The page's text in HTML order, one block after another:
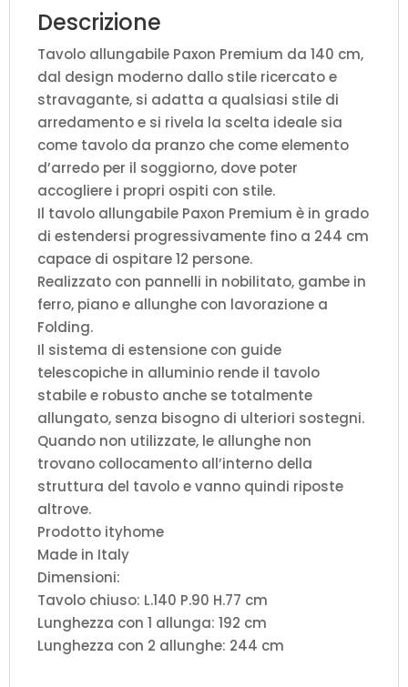
Descrizione
Tavolo allungabile Paxon Premium da 140 cm,
dal design moderno dallo stile ricercato e
stravagante, si adatta a qualsiasi stile di
arredamento e si rivela la scelta ideale sia
come tavolo da pranzo che come elemento
d’arredo per il soggiorno, dove poter
accogliere i propri ospiti con stile.
Il tavolo allungabile Paxon Premium è in grado
di estendersi progressivamente fino a 244 cm
capace di ospitare 12 persone.
Realizzato con pannelli in nobilitato, gambe in
ferro, piano e allunghe con lavorazione a
Folding.
Il sistema di estensione con guide
telescopiche in alluminio rende il tavolo
stabile e robusto anche se totalmente
allungato, senza bisogno di ulteriori sostegni.
Quando non utilizzate, le allunghe non
trovano collocamento all’interno della
struttura del tavolo e vanno quindi riposte
altrove.
Prodotto ityhome
Made in Italy
Dimensioni:
Tavolo chiuso: L.140 P.90 H.77 cm
Lunghezza con 1 allunga: 192 cm
Lunghezza con 2 allunghe: 244 cm